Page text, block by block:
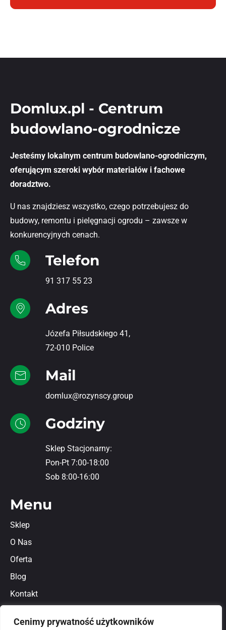
Cenimy prywatność użytkowników
Domlux.pl - Centrum
budowlano-ogrodnicze
Jesteśmy lokalnym centrum budowlano-ogrodniczym,
oferującym szeroki wybór materiałów i fachowe
doradztwo.
U nas znajdziesz wszystko, czego potrzebujesz do
budowy, remontu i pielęgnacji ogrodu – zawsze w
konkurencyjnych cenach.
Telefon
91 317 55 23
Adres
Józefa Piłsudskiego 41,
72-010 Police
Mail
domlux@rozynscy.group
Godziny
Sklep Stacjonarny:
Pon-Pt 7:00-18:00
Sob 8:00-16:00
Menu
Sklep
O Nas
Oferta
Blog
Kontakt